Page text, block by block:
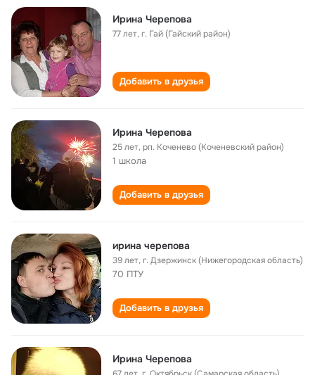
Ирина Черепова
77 лет,г. Гай (Гайский район)
Добавить в друзья
Ирина Черепова
25 лет,рп. Коченево (Коченевский район)
1 школа
Добавить в друзья
ирина черепова
39 лет,г. Дзержинск (Нижегородская область)
70 ПТУ
Добавить в друзья
Ирина Черепова